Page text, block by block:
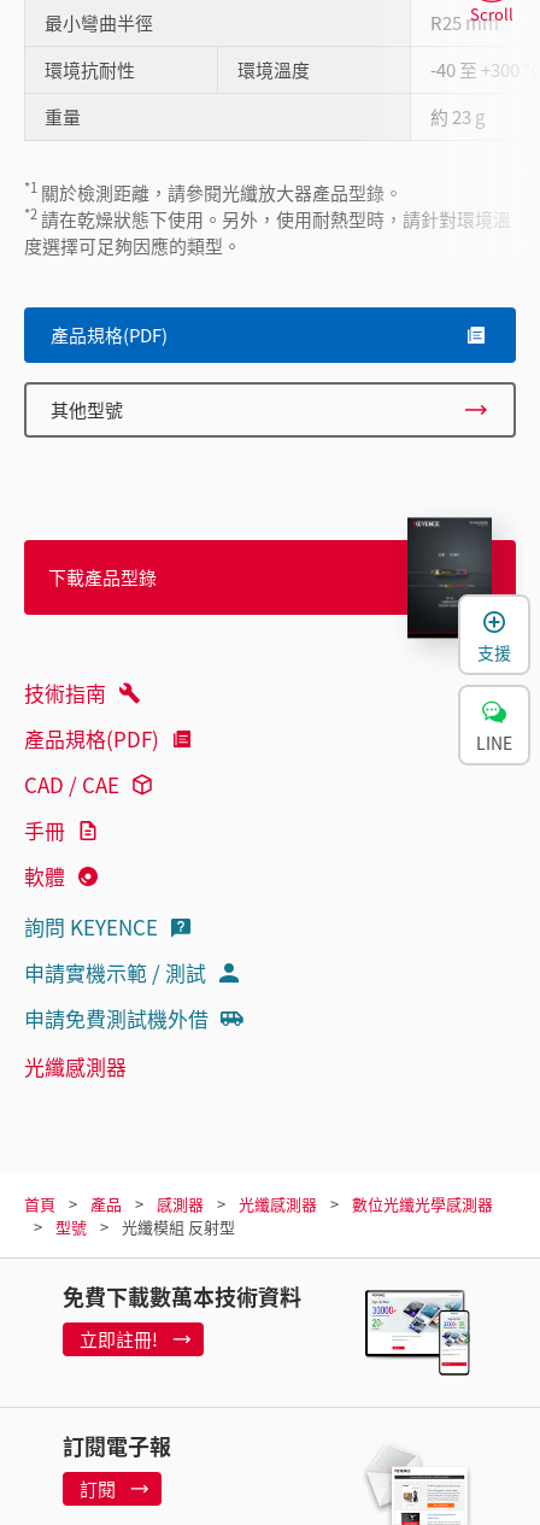
最小彎曲半徑
R25 mm
環境抗耐性
環境溫度
-40 至 +300
重量
約 23 g
*1 關於檢測距離，請參閱光纖放大器產品型錄。
*2請在乾燥狀態下使用。另外，使用耐熱型時，請針對環境溫
度選擇可足夠因應的類型。
Scroll
產品規格(PDF)
其他型號
下載產品型錄
技術指南
產品規格(PDF)
CAD / CAE
手冊
軟體
詢問 KEYENCE
申請實機示範 / 測試
申請免費測試機外借
光纖感測器
首頁 產品 感測器 光纖感測器
數位光纖光學感測器
型號
光纖模組 反射型
免費下載數萬本技術資料
立即註冊!
訂閱電子報
訂閱
支援
LINE